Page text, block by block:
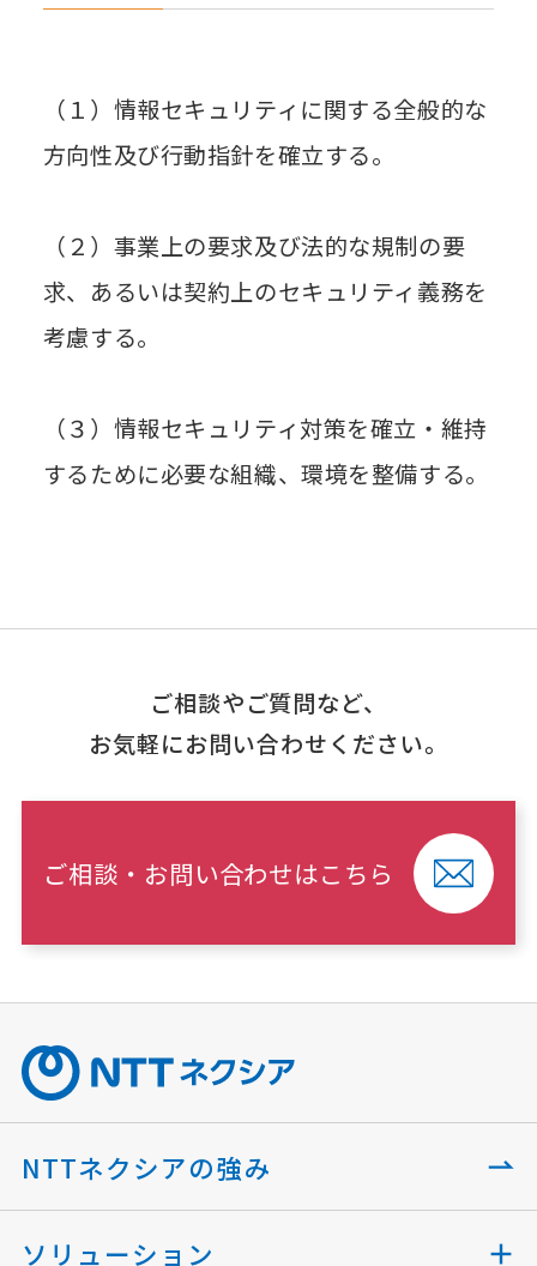
（１）情報セキュリティに関する全般的な
方向性及び行動指針を確立する。
（２）事業上の要求及び法的な規制の要
求、あるいは契約上のセキュリティ義務を
考慮する。
（３）情報セキュリティ対策を確立・維持
するために必要な組織、環境を整備する。
ご相談やご質問など、
お気軽にお問い合わせください。
ご相談・お問い合わせはこちら
NTTネクシアの強み
ソリューション